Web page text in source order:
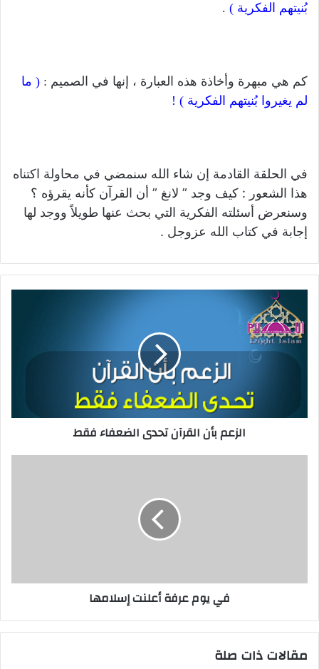
بُنيتهم الفكرية ) .
كم هي مبهرة وأخاذة هذه العبارة ، إنها في الصميم : ( ما
لم يغيروا بُنيتهم الفكرية ) !
في الحلقة القادمة إن شاء الله سنمضي في محاولة اكتناه
هذا الشعور : كيف وجد ” لانغ ” أن القرآن كأنه يقرؤه ؟
وسنعرض أسئلته الفكرية التي بحث عنها طويلاً ووجد لها
إجابة في كتاب الله عزوجل .
الزعم بأن القرآن تحدى الضعفاء فقط
في يوم عرفة أعلنت إسلامها
مقالات ذات صلة